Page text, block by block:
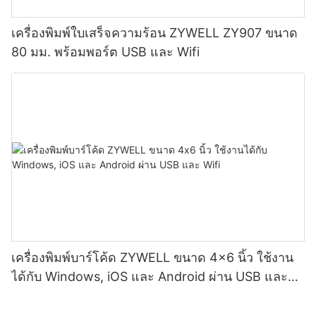
เครื่องพิมพ์ใบเสร็จความร้อน ZYWELL ZY907 ขนาด
80 มม. พร้อมพอร์ต USB และ Wifi
เครื่องพิมพ์บาร์โค้ด ZYWELL ขนาด 4x6 นิ้ว ใช้งาน
ได้กับ Windows, iOS และ Android ผ่าน USB และ